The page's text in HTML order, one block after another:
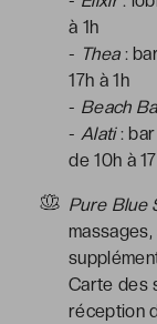
à 1h
- Thea:
17h à 1h
- Beach
- Alati: bar
de 10h à
Pure Blue
Carte des
réception